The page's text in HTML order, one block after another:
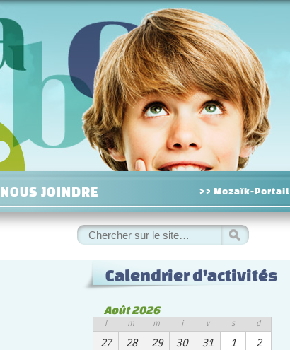
NOUS JOINDRE >> Mozaïk-Portail
Rechercher
:
Calendrier d'activités
Août 2026
l m m j v s d
27 28 29 30 31 1
2